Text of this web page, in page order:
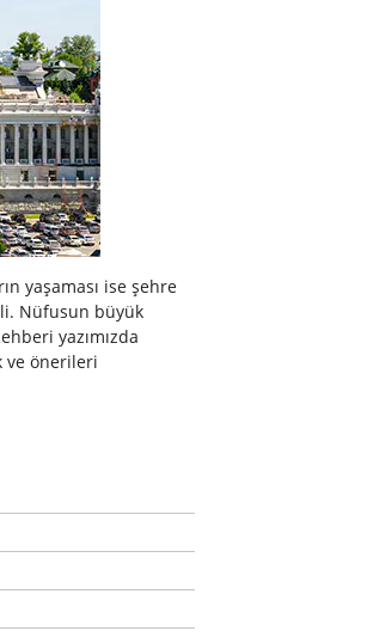
yaşaması ise şehre
Nüfusun büyük
yazımızda
ve önerileri